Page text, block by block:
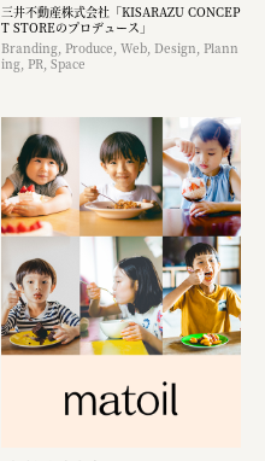
三井不動産株式会社「KISARAZU CONCEP
T STOREのプロデュース」
Branding, Produce, Web, Design, Plann
ing, PR, Space